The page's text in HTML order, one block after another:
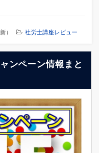
） 社労士講座レビュー
ンペーン情報まと